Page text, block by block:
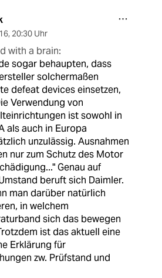
, 20:30 Uhr
with a brain:
sogar behaupten, dass
solchermaßen
defeat devices einsetzen,
Verwendung von
ist sowohl in
als auch in Europa
unzulässig. Ausnahmen
nur zum Schutz des Motor
Genau auf
beruft sich Daimler.
man darüber natürlich
in welchem
sich das bewegen
ist das aktuell eine
Erklärung für
zw. Prüfstand und